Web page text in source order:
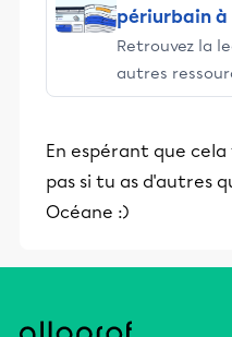
périurbain à
nationaux
Retrouvez la
autres
plateau de
nationaux et
En espérant que
pas si tu as d'autres
Océane :)